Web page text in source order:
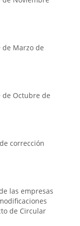
Marzo de
de Octubre de
corrección
las empresas
de Circular